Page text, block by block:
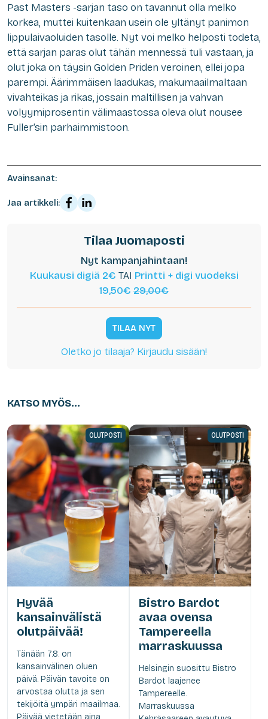
Past Masters -sarjan taso on tavannut olla melko
korkea, muttei kuitenkaan usein ole yltänyt panimon
lippulaivaoluiden tasolle. Nyt voi melko helposti todeta,
että sarjan paras olut tähän mennessä tuli vastaan, ja
olut joka on täysin Golden Priden veroinen, ellei jopa
parempi. Äärimmäisen laadukas, makumaailmaltaan
vivahteikas ja rikas, jossain maltillisen ja vahvan
volyymiprosentin välimaastossa oleva olut nousee
Fuller’sin parhaimmistoon.
Avainsanat:
Jaa artikkeli:
Tilaa Juomaposti
Nyt kampanjahintaan!
Kuukausi digiä 2€ TAI Printti + digi vuodeksi
19,50€ 29,00€
TILAA NYT
Oletko jo tilaaja? Kirjaudu sisään!
KATSO MYÖS...
OLUTPOSTI
Hyvää
kansainvälistä
olutpäivää!
Tänään 7.8. on
kansainvälinen oluen
päivä. Päivän tavoite on
arvostaa olutta ja sen
tekijöitä ympäri maailmaa.
Päivää vietetään aina
OLUTPOSTI
Bistro Bardot
avaa ovensa
Tampereella
marraskuussa
Helsingin suosittu Bistro
Bardot laajenee
Tampereelle.
Marraskuussa